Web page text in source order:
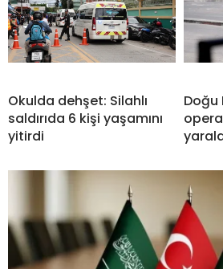
Okulda dehşet: Silahlı
saldırıda 6 kişi yaşamını
yitirdi
Doğu